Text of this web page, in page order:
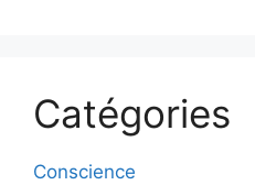
Catégories
Conscience